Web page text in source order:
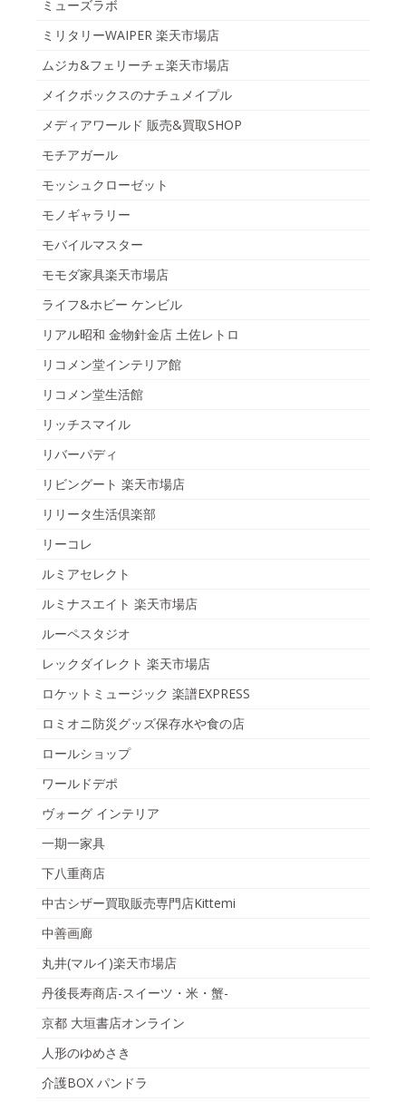
ミューズラボ
ミリタリーWAIPER 楽天市場店
ムジカ&フェリーチェ楽天市場店
メイクボックスのナチュメイプル
メディアワールド 販売&買取SHOP
モチアガール
モッシュクローゼット
モノギャラリー
モバイルマスター
モモダ家具楽天市場店
ライフ&ホビー ケンビル
リアル昭和 金物針金店 土佐レトロ
リコメン堂インテリア館
リコメン堂生活館
リッチスマイル
リバーパディ
リビングート 楽天市場店
リリータ生活倶楽部
リーコレ
ルミアセレクト
ルミナスエイト 楽天市場店
ルーペスタジオ
レックダイレクト 楽天市場店
ロケットミュージック 楽譜EXPRESS
ロミオニ防災グッズ保存水や食の店
ロールショップ
ワールドデポ
ヴォーグ インテリア
一期一家具
下八重商店
中古シザー買取販売専門店Kittemi
中善画廊
丸井(マルイ)楽天市場店
丹後長寿商店-スイーツ・米・蟹-
京都 大垣書店オンライン
人形のゆめさき
介護BOX パンドラ